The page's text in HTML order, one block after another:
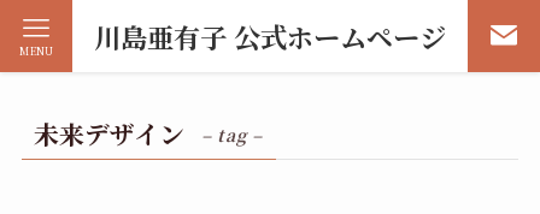
川島亜有子 公式ホームページ
MENU
未来デザイン – tag –